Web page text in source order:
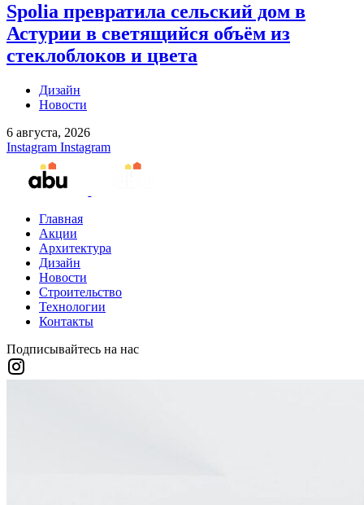
Spolia превратила сельский дом в
Астурии в светящийся объём из
стеклоблоков и цвета
Дизайн
Новости
6 августа, 2026
Instagram Instagram
Главная
Акции
Архитектура
Дизайн
Новости
Строительство
Технологии
Контакты
Подписывайтесь на нас